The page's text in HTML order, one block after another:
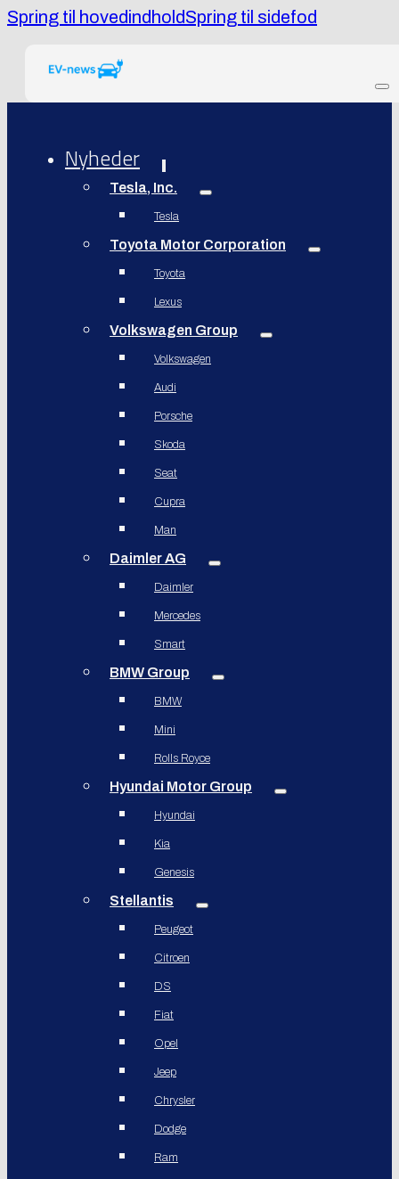
Spring til hovedindholdSpring til sidefod
Nyheder
Tesla, Inc.
Tesla
Toyota Motor Corporation
Toyota
Lexus
Volkswagen Group
Volkswagen
Audi
Porsche
Skoda
Seat
Cupra
Man
Daimler AG
Daimler
Mercedes
Smart
BMW Group
BMW
Mini
Rolls Royce
Hyundai Motor Group
Hyundai
Kia
Genesis
Stellantis
Peugeot
Citroen
DS
Fiat
Opel
Jeep
Chrysler
Dodge
Ram